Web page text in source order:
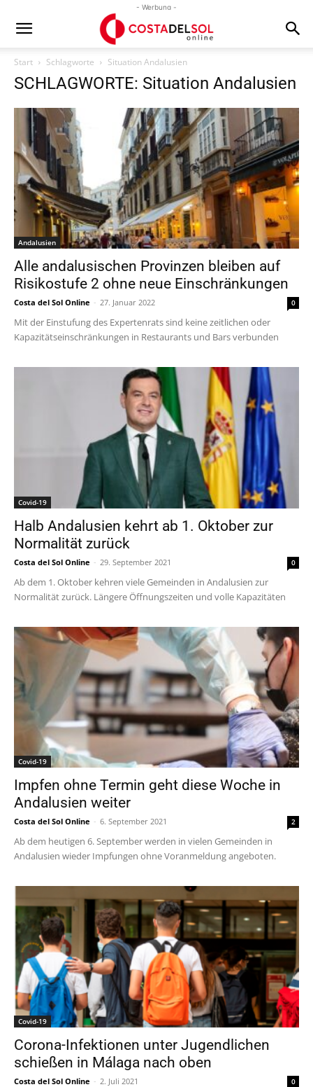
- Werbung -
Start Schlagworte Situation Andalusien
SCHLAGWORTE: Situation Andalusien
Andalusien
Alle andalusischen Provinzen bleiben auf
Risikostufe 2 ohne neue Einschränkungen
Costa del Sol Online - 27. Januar 2022 0
Mit der Einstufung des Expertenrats sind keine zeitlichen oder
Kapazitätseinschränkungen in Restaurants und Bars verbunden
Covid-19
Halb Andalusien kehrt ab 1. Oktober zur
Normalität zurück
Costa del Sol Online - 29. September 2021 0
Ab dem 1. Oktober kehren viele Gemeinden in Andalusien zur
Normalität zurück. Längere Öffnungszeiten und volle Kapazitäten
Covid-19
Impfen ohne Termin geht diese Woche in
Andalusien weiter
Costa del Sol Online - 6. September 2021 2
Ab dem heutigen 6. September werden in vielen Gemeinden in
Andalusien wieder Impfungen ohne Voranmeldung angeboten.
Covid-19
Corona-Infektionen unter Jugendlichen
schießen in Málaga nach oben
Costa del Sol Online - 2. Juli 2021 0